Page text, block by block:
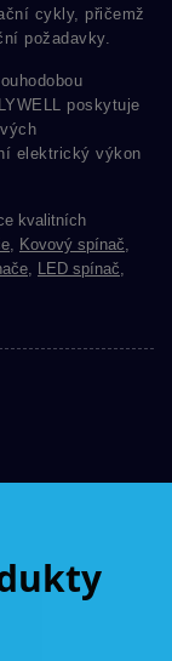
cykly, přičemž
požadavky.
poskytuje
elektrický výkon
kvalitních
Kovový spínač
LED spínač